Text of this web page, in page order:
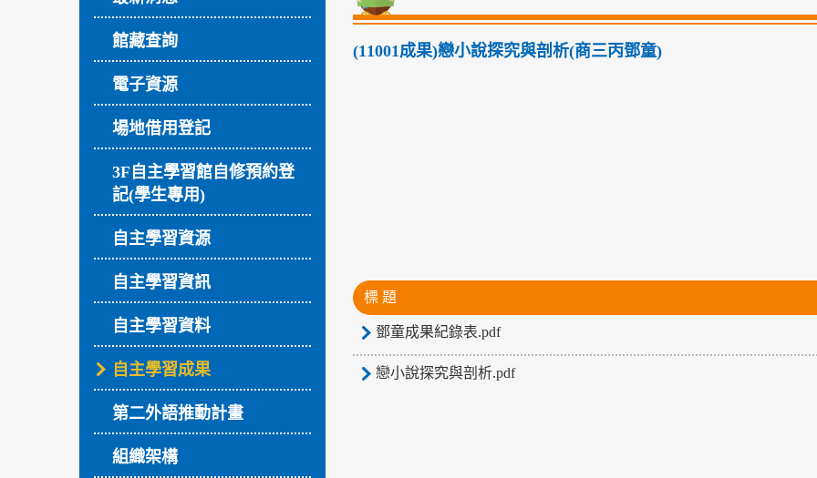
館藏查詢
電子資源
場地借用登記
3F自主學習館自修預約登
記(學生專用)
自主學習資源
自主學習資訊
自主學習資料
自主學習成果
第二外語推動計畫
組織架構
(11001成果)戀小說探究與剖析(商三丙鄧童)
標 題
鄧童成果紀錄表.pdf
戀小說探究與剖析.pdf